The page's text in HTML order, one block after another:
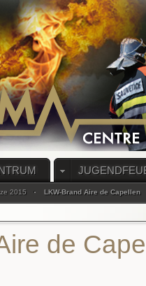
2015 LKW-Brand Aire de Capellen
de